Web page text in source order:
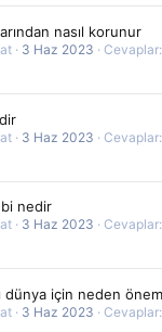
nasıl korunur
3 Haz 2023
3 Haz 2023
nedir
3 Haz 2023
dünya için neden
3 Haz 2023